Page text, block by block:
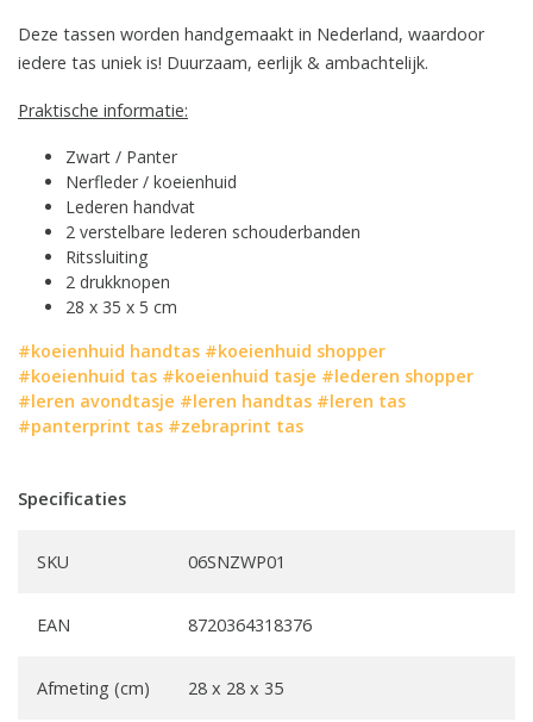
Deze tassen worden handgemaakt in Nederland, waardoor
iedere tas uniek is! Duurzaam, eerlijk & ambachtelijk.
Praktische informatie:
Zwart / Panter
Nerfleder / koeienhuid
Lederen handvat
2 verstelbare lederen schouderbanden
Ritssluiting
2 drukknopen
28 x 35 x 5 cm
#koeienhuid handtas #koeienhuid shopper
#koeienhuid tas #koeienhuid tasje #lederen shopper
#leren avondtasje #leren handtas #leren tas
#panterprint tas #zebraprint tas
Specificaties
SKU 06SNZWP01
EAN 8720364318376
Afmeting (cm) 28 x 28 x 35